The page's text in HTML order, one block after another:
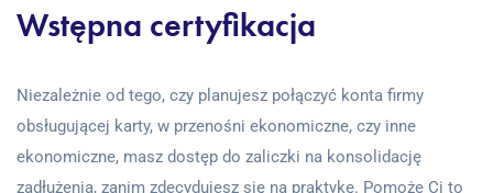
Wstępna certyfikacja
Niezależnie od tego, czy planujesz połączyć konta firmy
obsługującej karty, w przenośni ekonomiczne, czy inne
ekonomiczne, masz dostęp do zaliczki na konsolidację
zadłużenia, zanim zdecydujesz się na praktykę. Pomoże Ci to